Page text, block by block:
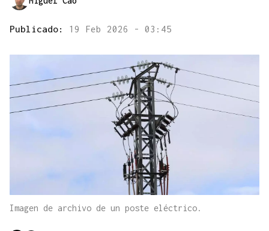
Publicado: 19 Feb 2026 - 03:45
Imagen de archivo de un poste eléctrico.